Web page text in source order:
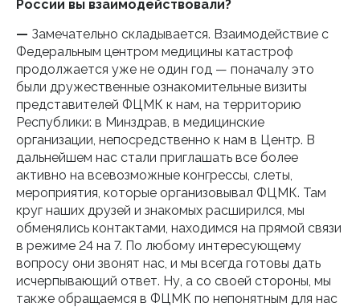
России вы взаимодействовали?
— Замечательно складывается. Взаимодействие с
Федеральным центром медицины катастроф
продолжается уже не один год — поначалу это
были дружественные ознакомительные визиты
представителей ФЦМК к нам, на территорию
Республики: в Минздрав, в медицинские
организации, непосредственно к нам в Центр. В
дальнейшем нас стали приглашать все более
активно на всевозможные конгрессы, слеты,
мероприятия, которые организовывал ФЦМК. Там
круг наших друзей и знакомых расширился, мы
обменялись контактами, находимся на прямой связи
в режиме 24 на 7. По любому интересующему
вопросу они звонят нас, и мы всегда готовы дать
исчерпывающий ответ. Ну, а со своей стороны, мы
также обращаемся в ФЦМК по непонятным для нас